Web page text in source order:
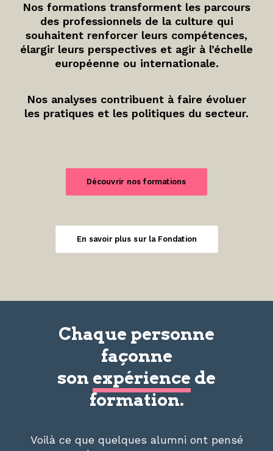
Nos formations transforment les parcours
des professionnels de la culture qui
souhaitent renforcer leurs compétences,
élargir leurs perspectives et agir à l’échelle
européenne ou internationale.
Nos analyses contribuent à faire évoluer
les pratiques et les politiques du secteur.
Découvrir nos formations
En savoir plus sur la Fondation
Chaque personne
façonne
son expérience de
formation.
Voilà ce que quelques alumni ont pensé